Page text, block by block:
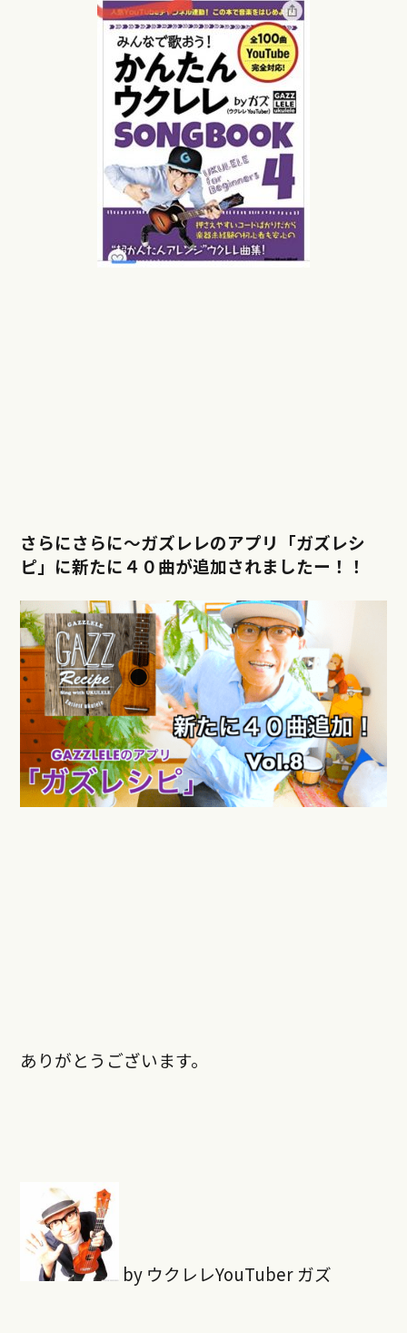
さらにさらに〜ガズレレのアプリ「ガズレシ
ピ」に新たに４０曲が追加されましたー！！
ありがとうございます。
by ウクレレYouTuber ガズ